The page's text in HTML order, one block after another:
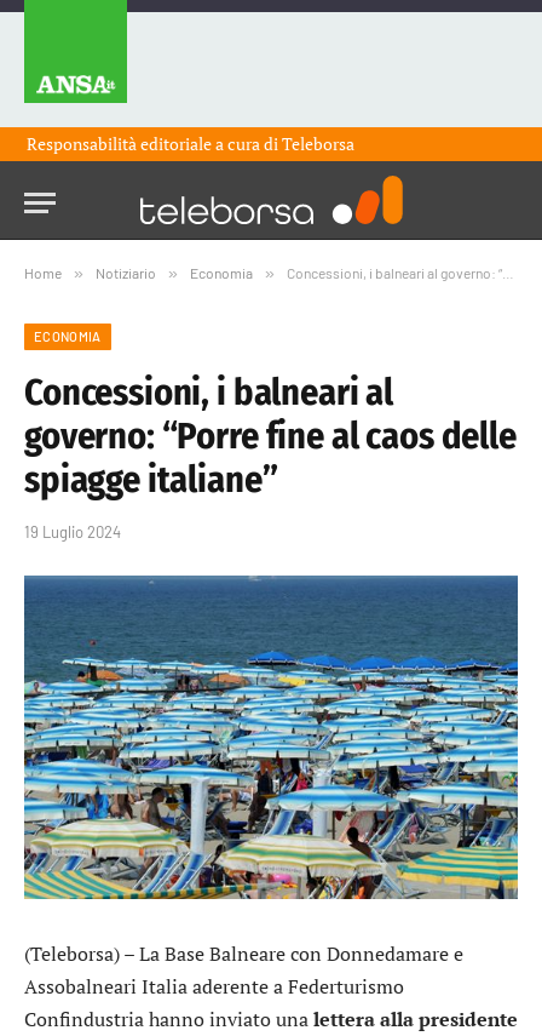
Responsabilità editoriale a cura diTeleborsa
Home » Notiziario » Economia » Concessioni, i balneari al governo: “Porre fine al caos delle spiagge italiane”
ECONOMIA
Concessioni, i balneari al
governo: “Porre fine al caos delle
spiagge italiane”
19 Luglio 2024
(Teleborsa) – La Base Balneare con Donnedamare e
Assobalneari Italia aderente a Federturismo
Confindustria hanno inviato unalettera alla presidente